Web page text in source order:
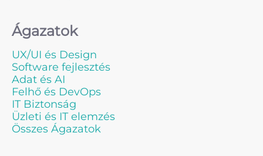
Ágazatok
UX/UI és Design
Software fejlesztés
Adat és AI
Felhő és DevOps
IT Biztonság
Üzleti és IT elemzés
Összes Ágazatok